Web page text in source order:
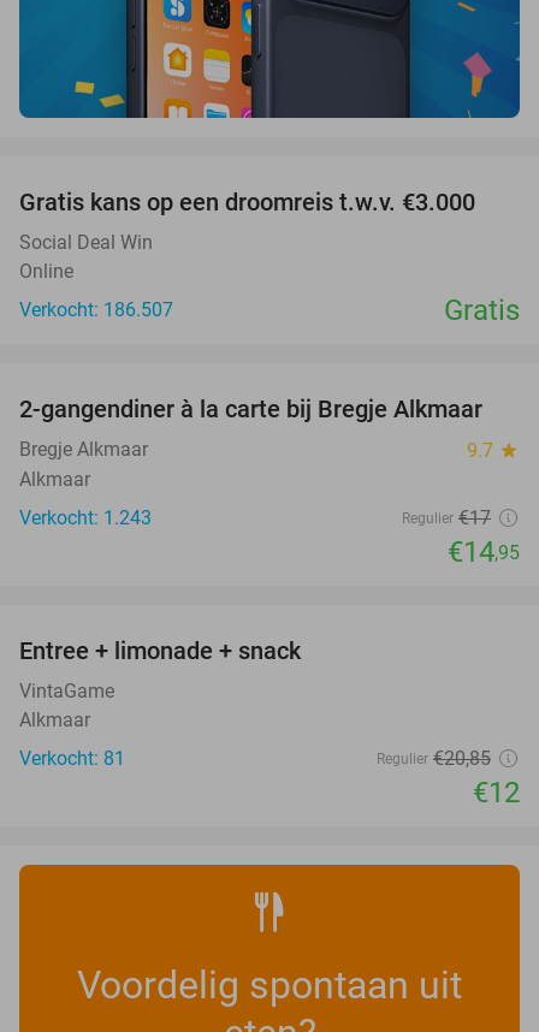
Gratis kans op een droomreis t.w.v. €3.000
Social Deal Win
Online
Verkocht: 186.507
Gratis
12%
2-gangendiner à la carte bij Bregje Alkmaar
Bregje Alkmaar 9.7 star
Alkmaar
Verkocht: 1.243
Regulier €17
€14,95
Entree + limonade + snack
VintaGame
Alkmaar
Verkocht: 81
Regulier €20,85
€12
Voordelig spontaan uit